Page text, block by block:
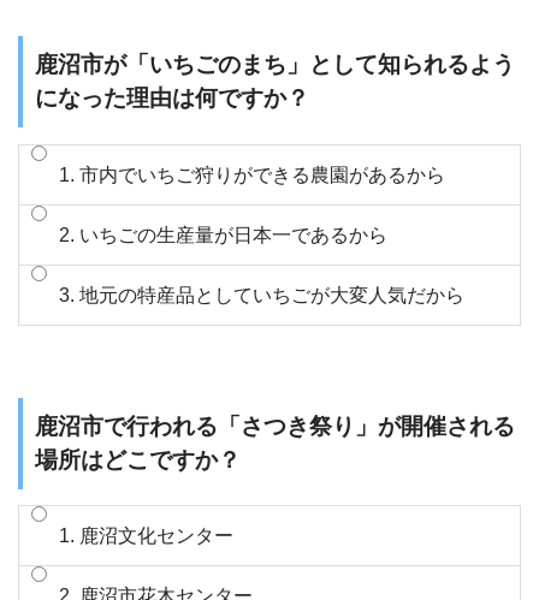
鹿沼市が「いちごのまち」として知られるよう
になった理由は何ですか？
1. 市内でいちご狩りができる農園があるから
2. いちごの生産量が日本一であるから
3. 地元の特産品としていちごが大変人気だから
鹿沼市で行われる「さつき祭り」が開催される
場所はどこですか？
1. 鹿沼文化センター